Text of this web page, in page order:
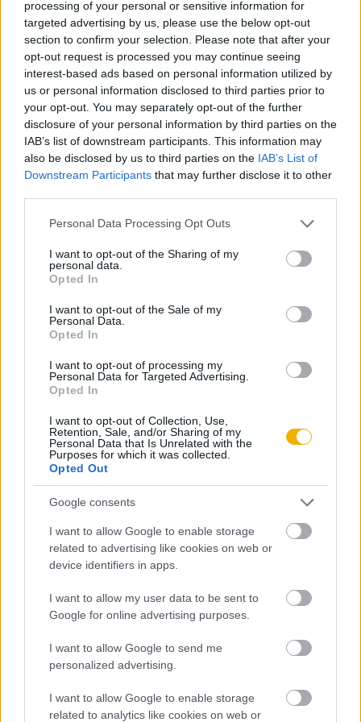
processing of your personal or sensitive information for
targeted advertising by us, please use the below opt-out
section to confirm your selection. Please note that after your
opt-out request is processed you may continue seeing
interest-based ads based on personal information utilized by
us or personal information disclosed to third parties prior to
your opt-out. You may separately opt-out of the further
disclosure of your personal information by third parties on the
IAB’s list of downstream participants. This information may
also be disclosed by us to third parties on the IAB’s List of
Downstream Participants that may further disclose it to other
Please note that this website/app uses one or more Google
not limited to your visit or usage behaviour. You may click to
grant or deny consent to Google and its third-party tags to
use your data for below specified purposes in below Google
consent section.
Personal Data Processing Opt Outs
I want to opt-out of the Sharing of my
personal data.
Opted In
I want to opt-out of the Sale of my
Personal Data.
Opted In
I want to opt-out of processing my
Personal Data for Targeted Advertising.
Opted In
I want to opt-out of Collection, Use,
Retention, Sale, and/or Sharing of my
Personal Data that Is Unrelated with the
Purposes for which it was collected.
Opted Out
Google consents
I want to allow Google to enable storage
related to advertising like cookies on web or
device identifiers in apps.
I want to allow my user data to be sent to
Google for online advertising purposes.
I want to allow Google to send me
personalized advertising.
I want to allow Google to enable storage
related to analytics like cookies on web or
pazarlása és népszerűtlen kegyencei miatt, de békés
külpolitikája miatt nem volt szüksége nagyobb jövedelemre,
és mindig készen állt az engedményekre, a kiegyezésre. Fia,
I. Károly józan, mérsékelt és takarékos király volt, vallásos,
lelkiismeretes, kifinomult, művészetkedvelő személyiség. De
hiányzott belőle apja rugalmassága, szívélyessége,
kompromisszum-készsége. Ráadásul a harmincéves háború
tombolása idején kormányzott, amikor az angolok elvárták
uralkodójuktól, hogy nagyhatalomhoz méltó módon
beavatkozzon az európai konfliktusokba, az ehhez
szükséges, nagyhatalomhoz illő jövedelmet viszont nem
Az angol parlament képviselői gyanakodtak a király
hadjárata után vád alá is akarták helyezni, mire a király
feloszlatta mind az első (1625), mind a második parlamentjét
(1626). Pénzre azonban szüksége volt, és a parlament
hozzájárulása nélkül felhasználható források hamar
Károly kénytelen volt összehívni harmadik parlamentjét
(1628–1629). A képviselők jelezték, hogy hajlandók
megszavazni némi adót, de előbb elvárják „a sérelmek
orvoslását”. Azt követelték, hogy ismerjék el a parlament
hozzájárulása nélküli adóztatás, a per nélküli
bebörtönöztetés és a katonák civil személyekhez történő
beszállásoltatásának törvénytelenségét. Egyes radikálisok
ezt határozatilag kívánták kimondani, az egyelőre mérsékelt
többség azonban inkább a kérvény eszközéhez folyamodott.
1628. június 7-én I. Károly aláírta a Jog kérvényét (Petition
of Right). Ez a dokumentum megállapította, hogy az angolok
különböző szabadságjogokkal rendelkeznek, s ezért senki
sem kényszeríthető, hogy kölcsönt, ajándékot vagy adót